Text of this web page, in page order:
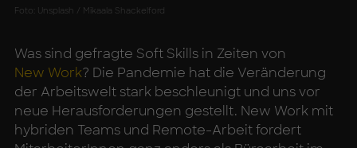
Foto: Unsplash / Mikaala Shackelford
Was sind gefragte Soft Skills in Zeiten von
New Work? Die Pandemie hat die Veränderung
der Arbeitswelt stark beschleunigt und uns vor
neue Herausforderungen gestellt. New Work mit
hybriden Teams und Remote-Arbeit fordert